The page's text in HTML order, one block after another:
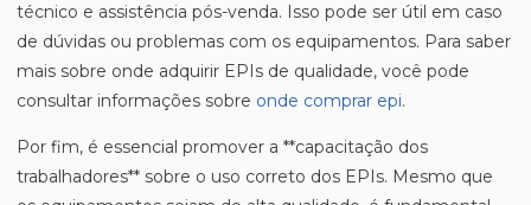
técnico e assistência pós-venda. Isso pode ser útil em caso
de dúvidas ou problemas com os equipamentos. Para saber
mais sobre onde adquirir EPIs de qualidade, você pode
consultar informações sobre onde comprar epi.
Por fim, é essencial promover a **capacitação dos
trabalhadores** sobre o uso correto dos EPIs. Mesmo que